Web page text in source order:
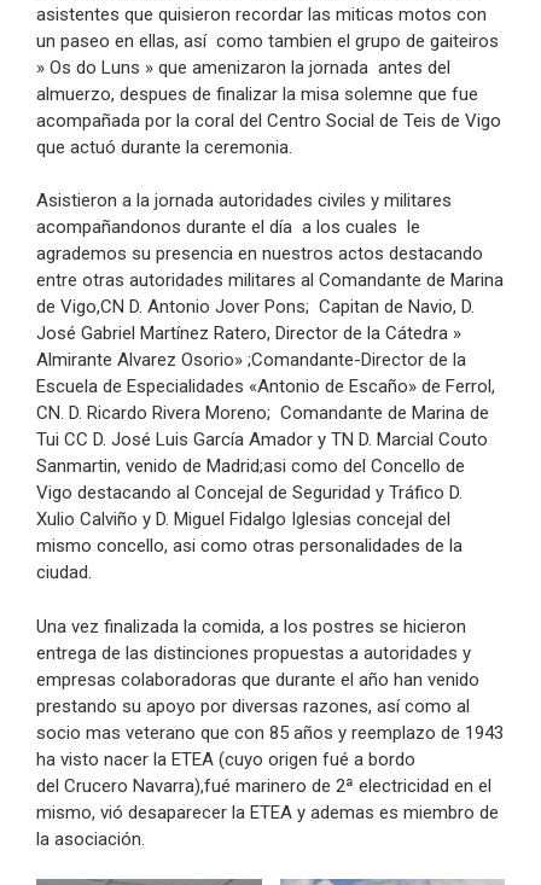
asistentes que quisieron recordar las miticas motos con
un paseo en ellas, así como tambien el grupo de gaiteiros
» Os do Luns » que amenizaron la jornada antes del
almuerzo, despues de finalizar la misa solemne que fue
acompañada por la coral del Centro Social de Teis de Vigo
que actuó durante la ceremonia.
Asistieron a la jornada autoridades civiles y militares
acompañandonos durante el día a los cuales le
agrademos su presencia en nuestros actos destacando
entre otras autoridades militares al Comandante de Marina
de Vigo,CN D. Antonio Jover Pons; Capitan de Navio, D.
José Gabriel Martínez Ratero, Director de la Cátedra »
Almirante Alvarez Osorio» ;Comandante-Director de la
Escuela de Especialidades «Antonio de Escaño» de Ferrol,
CN. D. Ricardo Rivera Moreno; Comandante de Marina de
Tui CC D. José Luis García Amador y TN D. Marcial Couto
Sanmartin, venido de Madrid;asi como del Concello de
Vigo destacando al Concejal de Seguridad y Tráfico D.
Xulio Calviño y D. Miguel Fidalgo Iglesias concejal del
mismo concello, asi como otras personalidades de la
ciudad.
Una vez finalizada la comida, a los postres se hicieron
entrega de las distinciones propuestas a autoridades y
empresas colaboradoras que durante el año han venido
prestando su apoyo por diversas razones, así como al
socio mas veterano que con 85 años y reemplazo de 1943
ha visto nacer la ETEA (cuyo origen fué a bordo
del Crucero Navarra),fué marinero de 2ª electricidad en el
mismo, vió desaparecer la ETEA y ademas es miembro de
la asociación.